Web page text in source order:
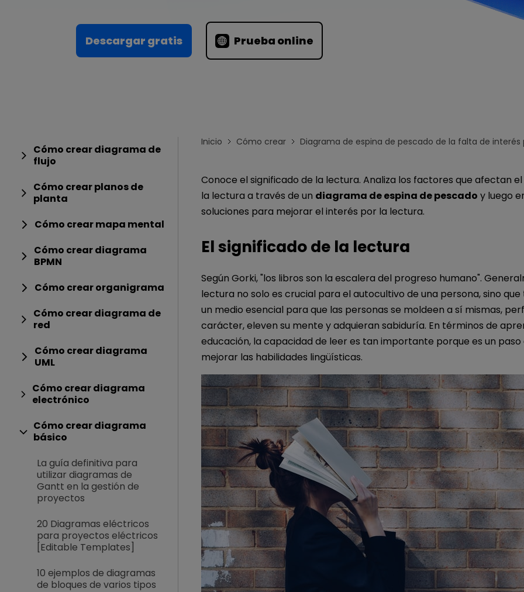
Descargar gratis Prueba online
Cómo crear diagrama de
flujo
Cómo crear planos de
planta
Cómo crear mapa mental
Cómo crear diagrama
BPMN
Cómo crear organigrama
Cómo crear diagrama de
red
Cómo crear diagrama
UML
Cómo crear diagrama
electrónico
Cómo crear diagrama
básico
La guía definitiva para
utilizar diagramas de
Gantt en la gestión de
proyectos
20 Diagramas eléctricos
para proyectos eléctricos
[Editable Templates]
10 ejemplos de diagramas
de bloques de varios tipos
Inicio Cómo crear Diagrama de espina de pescado de la falta de interés
Conoce el significado de la lectura. Analiza los factores que afectan
la lectura a través de un diagrama de espina de pescado y luego
soluciones para mejorar el interés por la lectura.
El significado de la lectura
Según Gorki, "los libros son la escalera del progreso humano".
lectura no solo es crucial para el autocultivo de una persona, sino
un medio esencial para que las personas se moldeen a sí mismas,
carácter, eleven su mente y adquieran sabiduría. En términos de
educación, la capacidad de leer es tan importante porque es un
mejorar las habilidades lingüísticas.